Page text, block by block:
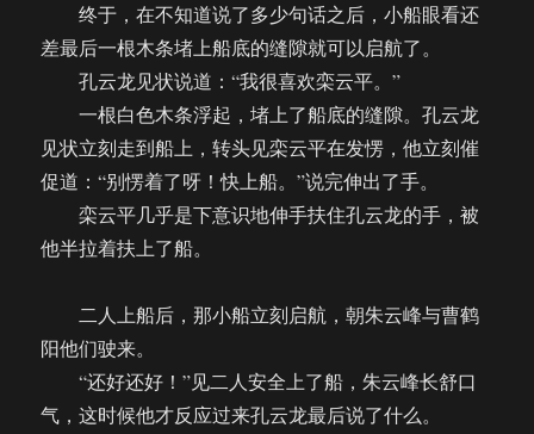
终于，在不知道说了多少句话之后，小船眼看还
差最后一根木条堵上船底的缝隙就可以启航了。
孔云龙见状说道：“我很喜欢栾云平。”
一根白色木条浮起，堵上了船底的缝隙。孔云龙
见状立刻走到船上，转头见栾云平在发愣，他立刻催
促道：“别愣着了呀！快上船。”说完伸出了手。
栾云平几乎是下意识地伸手扶住孔云龙的手，被
他半拉着扶上了船。
二人上船后，那小船立刻启航，朝朱云峰与曹鹤
阳他们驶来。
“还好还好！”见二人安全上了船，朱云峰长舒口
气，这时候他才反应过来孔云龙最后说了什么。